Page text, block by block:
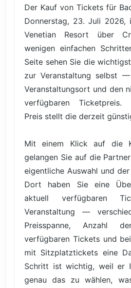
Der Kauf von Tickets für
Donnerstag, 23. Juli 2026,
Venetian Resort über
wenigen einfachen
Seite sehen Sie die
zur Veranstaltung selbst
Veranstaltungsort und den
verfügbaren Ticketpreis.
Preis stellt die derzeit
Mit einem Klick auf die
gelangen Sie auf die
eigentliche Auswahl und
Dort haben Sie eine
aktuell verfügbaren
Veranstaltung —
Preisspanne, Anzahl
verfügbaren Tickets und
mit Sitzplatztickets eine
Schritt ist wichtig, weil er
genau das zu wählen,